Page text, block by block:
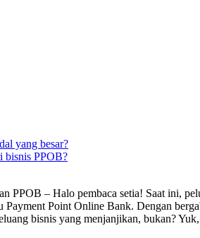
yang besar?
bisnis PPOB?
PPOB – Halo pembaca setia! Saat ini,
Point Online Bank. Dengan
bisnis yang menjanjikan, bukan?